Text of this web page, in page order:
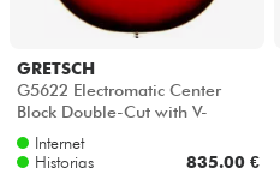
Luces
GRETSCH
G5622 Electromatic Center
Block Double-Cut with V-
Stoptail - Claret burst
Internet
Historias
835.00 €